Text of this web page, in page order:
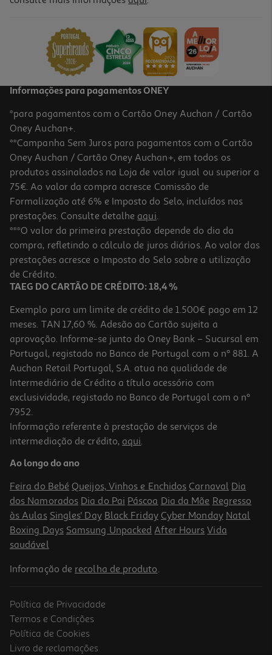
Protetor Calos Epitact Digitube 10cm -tam M 1un
Órtese Polegar Epitact Mão Direita Pequeno (s) 1un
21.75 €/un
21,75 €
Almofada Plantar Epitact Comfortact Plus M 39/41 2un
28 €/un
28,00 €
Informações para pagamentos ONEY
*para pagamentos com o Cartão Oney Auchan / Cartão
Oney Auchan+.
**Campanha Sem Juros para pagamentos com o Cartão
Oney Auchan / Cartão Oney Auchan+, em todos os
produtos assinalados na Loja de valor igual ou superior a
75€. Ao valor da compra acresce Comissão de
Formalização até 6% e Imposto do Selo, incluídos nas
prestações. Consulte detalhe aqui.
***O valor da primeira prestação depende do dia da
compra, refletindo o cálculo de juros diários. Ao valor das
prestações acresce o Imposto do Selo sobre a utilização
de Crédito.
TAEG DO CARTÃO DE CRÉDITO: 18,4 %
Exemplo para um limite de crédito de 1.500€ pago em 12
meses. TAN 17,60 %. Adesão ao Cartão sujeita a
aprovação. Informe-se junto do Oney Bank – Sucursal em
Portugal, registado no Banco de Portugal com o nº 881. A
Auchan Retail Portugal, S.A. atua na qualidade de
Intermediário de Crédito a título acessório com
exclusividade, registado no Banco de Portugal com o nº
7952.
Informação referente à prestação de serviços de
intermediação de crédito, aqui.
Ao longo do ano
Feira do Bebé Queijos, Vinhos e Enchidos Carnaval Dia
dos Namorados Dia do Pai Páscoa Dia da Mãe Regresso
às Aulas Singles' Day Black Friday Cyber Monday Natal
Boxing Days Samsung Unpacked After Hours Vida
saudável
Informação de recolha de produto.
Política de Privacidade
Termos e Condições
Política de Cookies
Livro de reclamações